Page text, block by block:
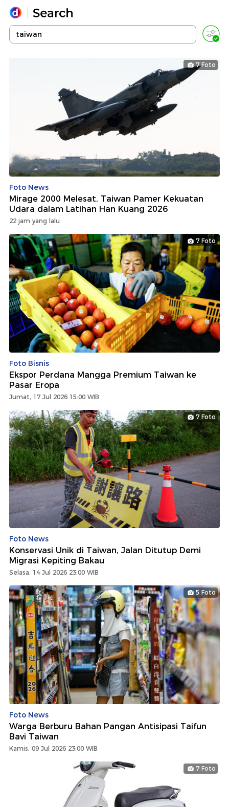
Yang sedang ramai dicari
Terakhir yang dicari
7 Foto
Foto News
Mirage 2000 Melesat, Taiwan Pamer Kekuatan
Udara dalam Latihan Han Kuang 2026
22 jam yang lalu
7 Foto
Foto Bisnis
Ekspor Perdana Mangga Premium Taiwan ke
Pasar Eropa
Jumat, 17 Jul 2026 15:00 WIB
7 Foto
Foto News
Konservasi Unik di Taiwan, Jalan Ditutup Demi
Migrasi Kepiting Bakau
Selasa, 14 Jul 2026 23:00 WIB
5 Foto
Foto News
Warga Berburu Bahan Pangan Antisipasi Taifun
Bavi Taiwan
Kamis, 09 Jul 2026 23:00 WIB
7 Foto